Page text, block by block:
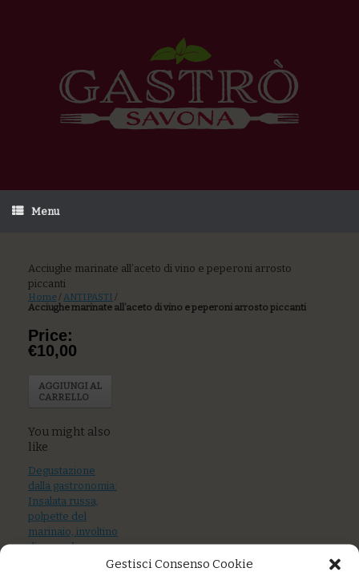
Gestisci Consenso Cookie
Menu
Acciughe marinate all’aceto di vino e peperoni arrosto
piccanti
Home /ANTIPASTI /
Acciughe marinate all’aceto di vino e peperoni arrosto piccanti
Price:
€10,00
AGGIUNGI AL
CARRELLO
You might also
like
Degustazione
dalla gastronomia:
Insalata russa,
polpette del
marinaio, involtino
di verza, hummus